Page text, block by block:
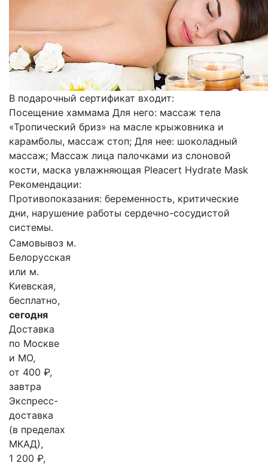
В подарочный сертификат входит:
Посещение хаммама Для него: массаж тела
«Тропический бриз» на масле крыжовника и
карамболы, массаж стоп; Для нее: шоколадный
массаж; Массаж лица палочками из слоновой
кости, маска увлажняющая Pleacert Hydrate Mask
Рекомендации:
Противопоказания: беременность, критические
дни, нарушение работы сердечно-сосудистой
системы.
Самовывоз м.
Белорусская
или м.
Киевская,
бесплатно,
сегодня
Доставка
по Москве
и МО,
от 400 ₽,
завтра
Экспресс-
доставка
(в пределах
МКАД),
1 200 ₽,